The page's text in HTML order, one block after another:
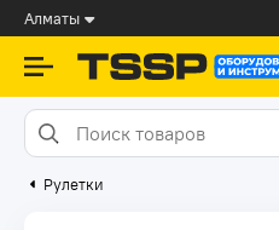
Алматы
Рулетки